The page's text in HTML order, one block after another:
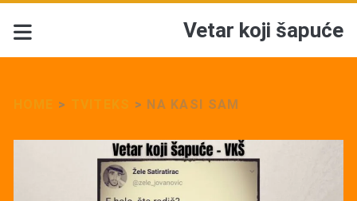
Vetar koji šapuće
> > NA KASI SAM